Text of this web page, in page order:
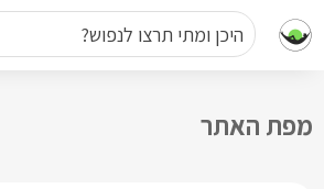
היכן ומתי תרצו לנפוש?
מפת האתר